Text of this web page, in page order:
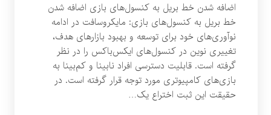
اضافه شدن خط بریل به کنسول‌های بازی اضافه شدن
خط بریل به کنسول‌های بازی: مایکروسافت در ادامه
نوآوری‌های خود برای توسعه و بهبود بازارهای هدف،
تغییری نوین در کنسول‌های ایکس‌باکس را در نظر
گرفته است. قابلیت دسترسی افراد نابینا و کم‌بینا به
بازی‌های کامپیوتری مورد توجه قرار گرفته است. در
حقیقت این ثبت اختراع یک…